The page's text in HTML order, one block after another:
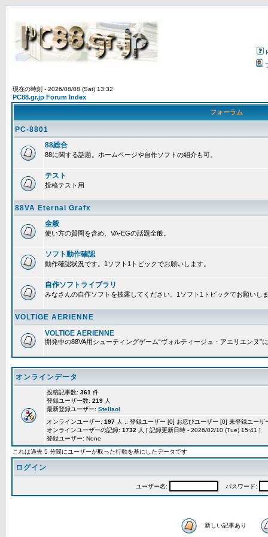
現在の時刻 - 2026/08/08 (Sat) 13:32
PC88.gr.jp Forum Index
フォーラム
PC-8801
88総合
88に関する話題。ホームページや自作ソフトの紹介も可。
テスト
投稿テスト用
88VA Eternal Grafx
全般
使い方の質問を含め、VA-EGの話題全般。
ソフト動作確認
動作確認状況です。1ソフト1トピックでお願いします。
自作ソフトライブラリ
みなさんの自作ソフトを披露してください。1ソフト1トピックでお願いし
VOLTIGE AERIENNE
VOLTIGE AERIENNE
開発中の88VA用シューティングゲーム“ヴォルティージュ・アエリエンヌ”
オンラインデータ
投稿記事数: 361 件
登録ユーザー数: 219 人
最新登録ユーザー: Stellaol
オンラインユーザー: 197 人 :: 登録ユーザー [0] お忍びユーザー [0] 未登録ユー
オンラインユーザーの記録: 1732 人 [ 記録更新日時 - 2026/02/10 (Tue) 15:41 ]
登録ユーザー: None
これは過去 5 分間にユーザーが取った行動を基にしたデータです
ログイン
ユーザー名: パスワード:
新しい記事あり